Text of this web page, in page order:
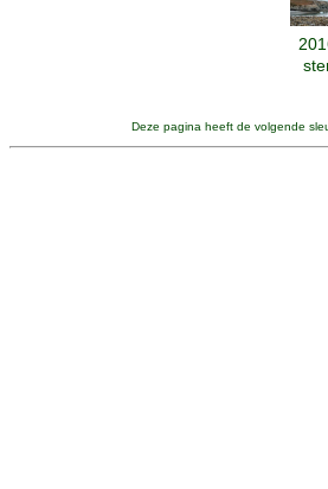
Deze pagina heeft de volgende